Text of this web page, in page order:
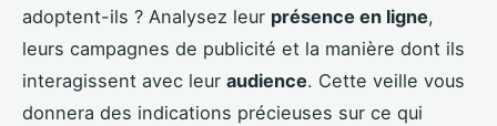
adoptent-ils ? Analysez leur présence en ligne,
leurs campagnes de publicité et la manière dont ils
interagissent avec leur audience. Cette veille vous
donnera des indications précieuses sur ce qui